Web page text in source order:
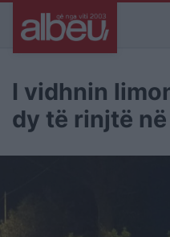
I vidhnin
dy të rinjtë